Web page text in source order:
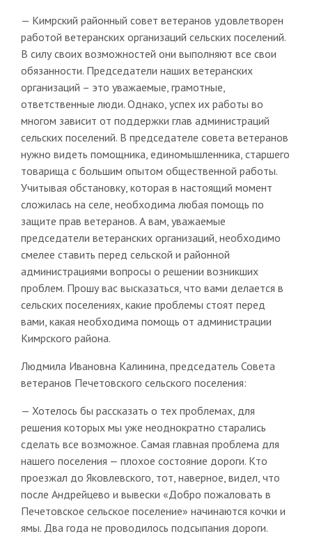
— Кимрский районный совет ветеранов удовлетворен
работой ветеранских организаций сельских поселений.
В силу своих возможностей они выполняют все свои
обязанности. Председатели наших ветеранских
организаций – это уважаемые, грамотные,
ответственные люди. Однако, успех их работы во
многом зависит от поддержки глав администраций
сельских поселений. В председателе совета ветеранов
нужно видеть помощника, единомышленника, старшего
товарища с большим опытом общественной работы.
Учитывая обстановку, которая в настоящий момент
сложилась на селе, необходима любая помощь по
защите прав ветеранов. А вам, уважаемые
председатели ветеранских организаций, необходимо
смелее ставить перед сельской и районной
администрациями вопросы о решении возникших
проблем. Прошу вас высказаться, что вами делается в
сельских поселениях, какие проблемы стоят перед
вами, какая необходима помощь от администрации
Кимрского района.
Людмила Ивановна Калинина, председатель Совета
ветеранов Печетовского сельского поселения:
— Хотелось бы рассказать о тех проблемах, для
решения которых мы уже неоднократно старались
сделать все возможное. Самая главная проблема для
нашего поселения — плохое состояние дороги. Кто
проезжал до Яковлевского, тот, наверное, видел, что
после Андрейцево и вывески «Добро пожаловать в
Печетовское сельское поселение» начинаются кочки и
ямы. Два года не проводилось подсыпания дороги.